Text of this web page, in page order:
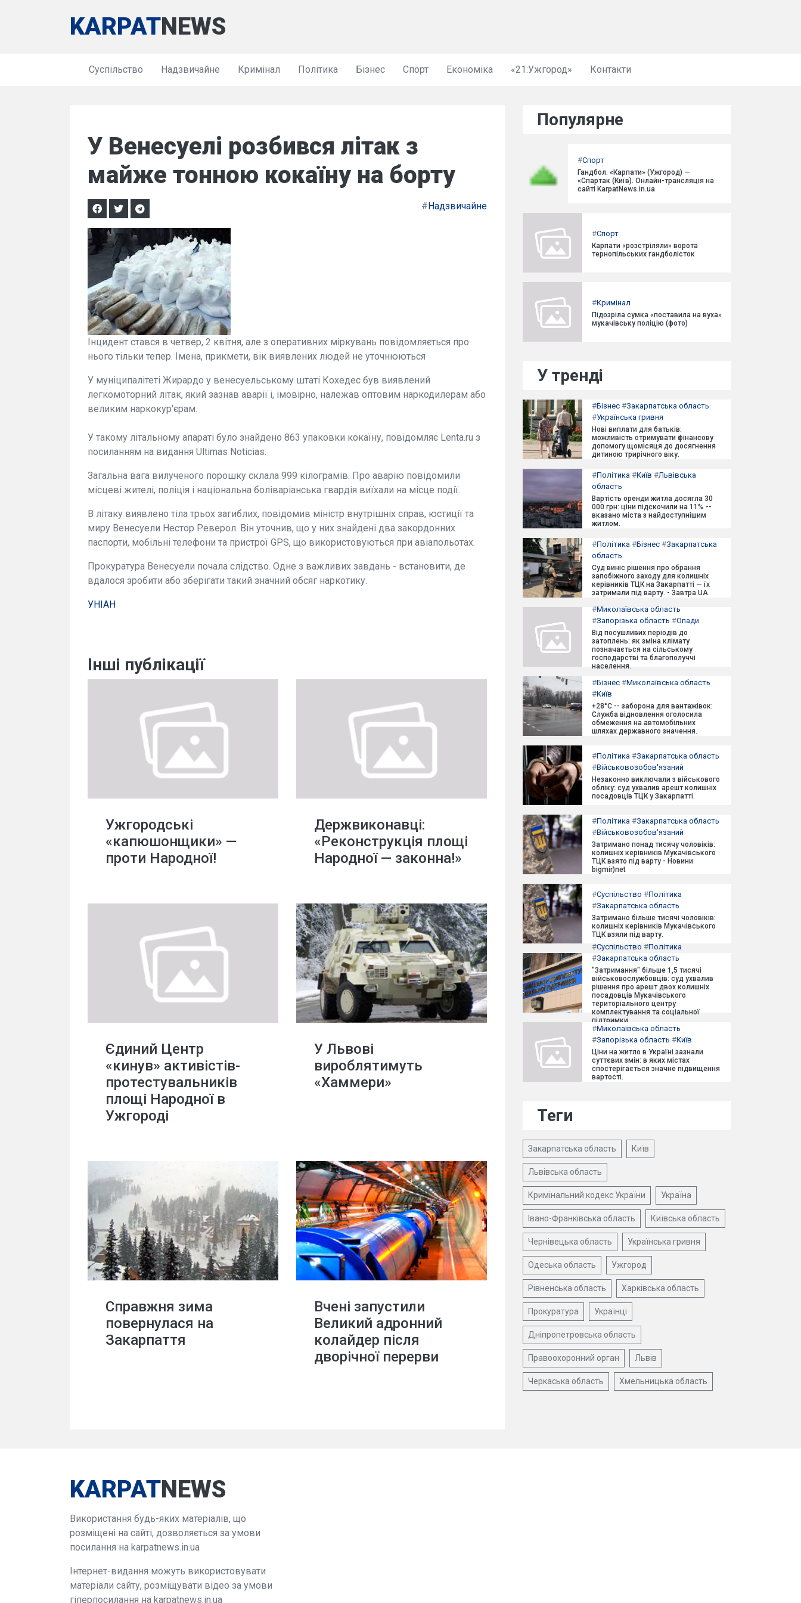
KARPATNEWS
Суспільство Надзвичайне Кримінал Політика Бізнес Спорт Економіка «21:Ужгород» Контакти
У Венесуелі розбився літак з
майже тонною кокаїну на борту
#Надзвичайне
Інцидент стався в четвер, 2 квітня, але з оперативних міркувань повідомляється про
нього тільки тепер. Імена, прикмети, вік виявлених людей не уточнюються
У муніципалітеті Жирардо у венесуельському штаті Кохедес був виявлений
легкомоторний літак, який зазнав аварії і, імовірно, належав оптовим наркодилерам або
великим наркокур'єрам.
У такому літальному апараті було знайдено 863 упаковки кокаїну, повідомляє Lenta.ru з
посиланням на видання Ultimas Noticias.
Загальна вага вилученого порошку склала 999 кілограмів. Про аварію повідомили
місцеві жителі, поліція і національна боліваріанська гвардія виїхали на місце події.
В літаку виявлено тіла трьох загиблих, повідомив міністр внутрішніх справ, юстиції та
миру Венесуели Нестор Реверол. Він уточнив, що у них знайдені два закордонних
паспорти, мобільні телефони та пристрої GPS, що використовуються при авіапольотах.
Прокуратура Венесуели почала слідство. Одне з важливих завдань - встановити, де
вдалося зробити або зберігати такий значний обсяг наркотику.
УНІАН
Інші публікації
Ужгородські
«капюшонщики» —
проти Народної!
Держвиконавці:
«Реконструкція площі
Народної — законна!»
Єдиний Центр
«кинув» активістів-
протестувальників
площі Народної в
Ужгороді
У Львові
вироблятимуть
«Хаммери»
Справжня зима
повернулася на
Закарпаття
Вчені запустили
Великий адронний
колайдер після
дворічної перерви
Популярне
#Спорт
Гандбол. «Карпати» (Ужгород) —
«Спартак (Київ). Онлайн-трансляція на
сайті KarpatNews.in.ua
#Спорт
Карпати «розстріляли» ворота
тернопільських гандболісток
#Кримінал
Підозріла сумка «поставила на вуха»
мукачівську поліцію (фото)
У тренді
#Бізнес #Закарпатська область
#Українська гривня
Нові виплати для батьків:
можливість отримувати фінансову
допомогу щомісяця до досягнення
дитиною трирічного віку.
#Політика #Київ #Львівська
область
Вартість оренди житла досягла 30
000 грн: ціни підскочили на 11% --
вказано міста з найдоступнішим
житлом.
#Політика #Бізнес #Закарпатська
область
Суд виніс рішення про обрання
запобіжного заходу для колишніх
керівників ТЦК на Закарпатті — їх
затримали під варту. - Завтра.UA
#Миколаївська область
#Запорізька область #Опади
Від посушливих періодів до
затоплень: як зміна клімату
позначається на сільському
господарстві та благополуччі
населення.
#Бізнес #Миколаївська область
#Київ
+28°C -- заборона для вантажівок:
Служба відновлення оголосила
обмеження на автомобільних
шляхах державного значення.
#Політика #Закарпатська область
#Військовозобов'язаний
Незаконно виключали з військового
обліку: суд ухвалив арешт колишніх
посадовців ТЦК у Закарпатті.
#Політика #Закарпатська область
#Військовозобов'язаний
Затримано понад тисячу чоловіків:
колишніх керівників Мукачівського
ТЦК взято під варту - Новини
bigmir)net
#Суспільство #Політика
#Закарпатська область
Затримано більше тисячі чоловіків:
колишніх керівників Мукачівського
ТЦК взяли під варту.
#Суспільство #Політика
#Закарпатська область
"Затримання" більше 1,5 тисячі
військовослужбовців: суд ухвалив
рішення про арешт двох колишніх
посадовців Мукачівського
територіального центру
комплектування та соціальної
підтримки.
#Миколаївська область
#Запорізька область #Київ
Ціни на житло в Україні зазнали
суттєвих змін: в яких містах
спостерігається значне підвищення
вартості.
Теги
Закарпатська область Київ
Львівська область
Кримінальний кодекс України Україна
Івано-Франківська область Київська область
Чернівецька область Українська гривня
Одеська область Ужгород
Рівненська область Харківська область
Прокуратура Українці
Дніпропетровська область
Правоохоронний орган Львів
Черкаська область Хмельницька область
KARPATNEWS
Використання будь-яких матеріалів, що
розміщені на сайті, дозволяється за умови
посилання на karpatnews.in.ua
Інтернет-видання можуть використовувати
матеріали сайту, розміщувати відео за умови
гіперпосилання на karpatnews.in.ua